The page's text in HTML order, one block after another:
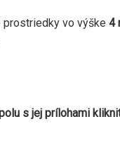
prostriedky vo výške 4
s jej prílohami